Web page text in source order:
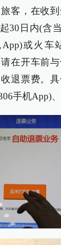
客，在收
30日内(含
App)或火车
在开车前
退票费。
手机App)